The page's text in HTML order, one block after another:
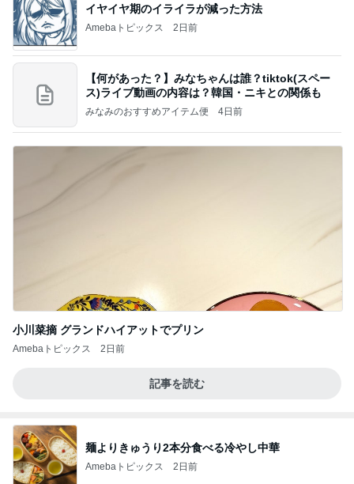
イヤイヤ期のイライラが減った方法
Amebaトピックス 2日前
【何があった？】みなちゃんは誰？tiktok(スペー
ス)ライブ動画の内容は？韓国・ニキとの関係も
みなみのおすすめアイテム便 4日前
小川菜摘 グランドハイアットでプリン
Amebaトピックス 2日前
記事を読む
麺よりきゅうり2本分食べる冷やし中華
Amebaトピックス 2日前